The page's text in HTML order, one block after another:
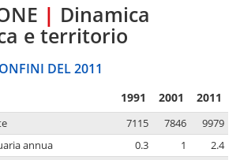
| Dinamica
e territorio
DEL 2011
1991 2001 2011
7115 7846
9979
annua
0.3 1
2.4